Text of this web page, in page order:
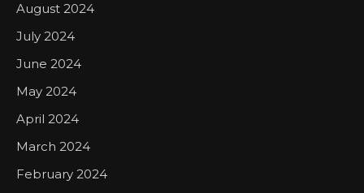
August 2024
July 2024
June 2024
May 2024
April 2024
March 2024
February 2024